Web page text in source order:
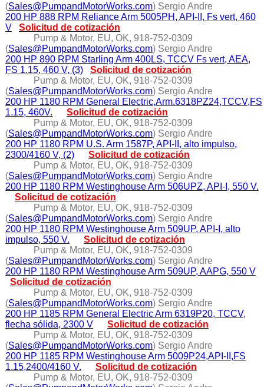
(Sales@PumpandMotorWorks.com) Sergio Andre
200 HP 888 RPM Reliance Arm 5005PH, API-II, Fs vert, 460
V
Solicitud de cotización
Pump & Motor, EU, OK, 918-752-0309
(Sales@PumpandMotorWorks.com) Sergio Andre
200 HP 890 RPM Starling Arm 400LS, TCCV Fs vert, AEA,
FS 1.15, 460 V, (3)
Solicitud de cotización
Pump & Motor, EU, OK, 918-752-0309
(Sales@PumpandMotorWorks.com) Sergio Andre
200 HP 1180 RPM General Electric,Arm.6318PZ24,TCCV,FS
1.15, 460V.
Solicitud de cotización
Pump & Motor, EU, OK, 918-752-0309
(Sales@PumpandMotorWorks.com) Sergio Andre
200 HP 1180 RPM U.S. Arm 1587P, API-II, alto impulso,
2300/4160 V, (2)
Solicitud de cotización
Pump & Motor, EU, OK, 918-752-0309
(Sales@PumpandMotorWorks.com) Sergio Andre
200 HP 1180 RPM Westinghouse Arm 506UPZ, API-I, 550 V.
Solicitud de cotización
Pump & Motor, EU, OK, 918-752-0309
(Sales@PumpandMotorWorks.com) Sergio Andre
200 HP 1180 RPM Westinghouse Arm 509UP, API-I, alto
impulso, 550 V.
Solicitud de cotización
Pump & Motor, EU, OK, 918-752-0309
(Sales@PumpandMotorWorks.com) Sergio Andre
200 HP 1180 RPM Westinghouse Arm 509UP, AAPG, 550 V
Solicitud de cotización
Pump & Motor, EU, OK, 918-752-0309
(Sales@PumpandMotorWorks.com) Sergio Andre
200 HP 1185 RPM General Electric Arm 6319P20, TCCV,
flecha sólida, 2300 V
Solicitud de cotización
Pump & Motor, EU, OK, 918-752-0309
(Sales@PumpandMotorWorks.com) Sergio Andre
200 HP 1185 RPM Westinghouse Arm 5009P24,API-II,FS
1.15,2400/4160 V.
Solicitud de cotización
Pump & Motor, EU, OK, 918-752-0309